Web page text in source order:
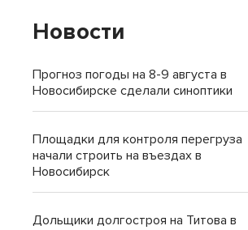
Новости
Прогноз погоды на 8-9 августа в
Новосибирске сделали синоптики
Площадки для контроля перегруза
начали строить на въездах в
Новосибирск
Дольщики долгостроя на Титова в